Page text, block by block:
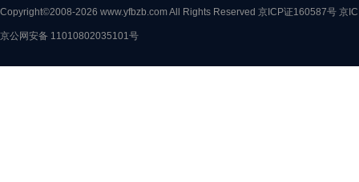
Copyright©2008-2026 www.yfbzb.com All Rights Reserved 京ICP证160587号 京
京公网安备 11010802035101号